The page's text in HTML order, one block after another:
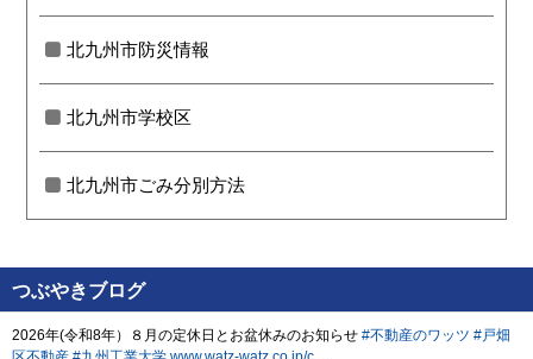
北九州市防災情報
北九州市学校区
北九州市ごみ分別方法
つぶやきブログ